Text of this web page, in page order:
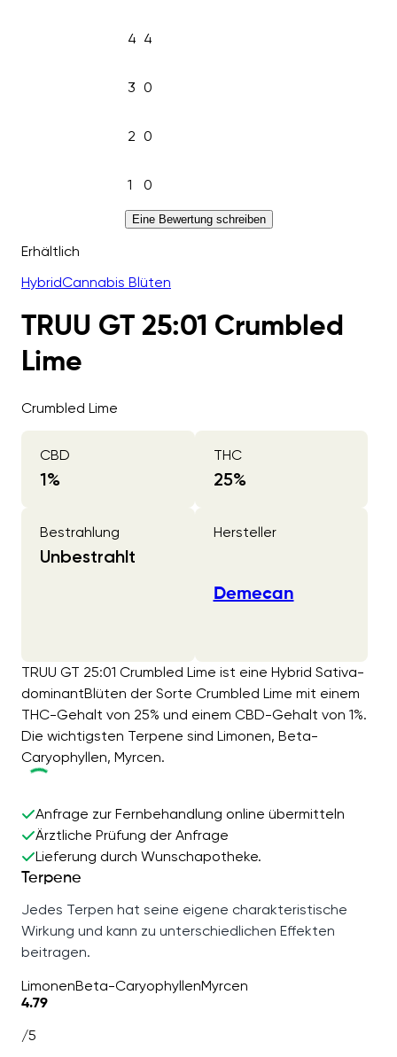
4 4
3 0
2 0
1 0
Eine Bewertung schreiben
Erhältlich
HybridCannabis Blüten
TRUU GT 25:01 Crumbled
Lime
Crumbled Lime
CBD
1%
THC
25%
Bestrahlung
Unbestrahlt
Hersteller
Demecan
TRUU GT 25:01 Crumbled Lime ist eine Hybrid Sativa-
dominantBlüten der Sorte Crumbled Lime mit einem
THC-Gehalt von 25% und einem CBD-Gehalt von 1%.
Die wichtigsten Terpene sind Limonen, Beta-
Caryophyllen, Myrcen.
Anfrage zur Fernbehandlung online übermitteln
Ärztliche Prüfung der Anfrage
Lieferung durch Wunschapotheke.
Terpene
Jedes Terpen hat seine eigene charakteristische
Wirkung und kann zu unterschiedlichen Effekten
beitragen.
LimonenBeta-CaryophyllenMyrcen
4.79
/5